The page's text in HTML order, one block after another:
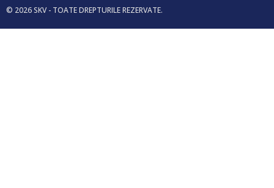
© 2026 SKV - TOATE DREPTURILE REZERVATE.